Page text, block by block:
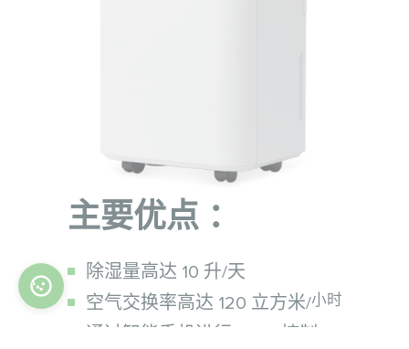
主要优点 ：
除湿量高达 10 升/天
空气交换率高达 120 立方米/小时